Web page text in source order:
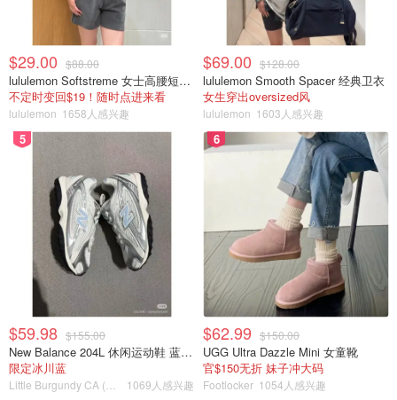
6- 之后转大火加入青椒收汁后熄火出锅
$29.00 $88.00
lululemon Softstreme 女士高腰短裤 10cm
不定时变回$19！随时点进来看
lululemon 1658人感兴趣
$69.00 $128.00
lululemon Smooth Spacer 经典卫衣
女生穿出oversized风
lululemon 1603人感兴趣
5
$59.98 $155.00
New Balance 204L 休闲运动鞋 蓝银色
限定冰川蓝
1069人感兴趣
6
$62.99 $150.00
UGG Ultra Dazzle Mini 女童靴
官$150无折 妹子冲大码
Footlocker 1054人感兴趣